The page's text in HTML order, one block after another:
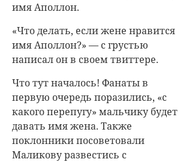
имя Аполлон.
«Что делать, если жене нравится
имя Аполлон?» — с грустью
написал он в своем твиттере.
Что тут началось! Фанаты в
первую очередь поразились, «с
какого перепугу» мальчику будет
давать имя жена. Также
поклонники посоветовали
Маликову развестись с